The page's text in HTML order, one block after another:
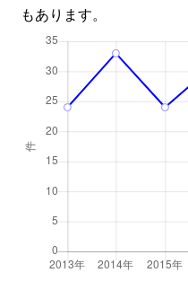
もあります。